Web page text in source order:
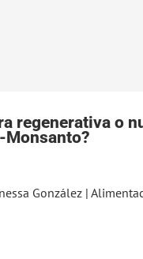
regenerativa o
Monsanto?
González |